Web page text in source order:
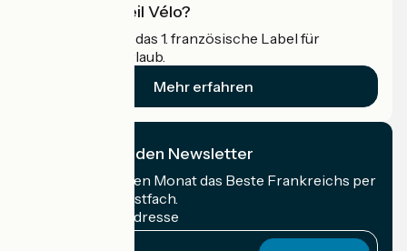
Was ist Accueil Vélo?
Accueil Vélo ist das 1. französische Label für
Radfahrer im Urlaub.
Mehr erfahren
Ich abonniere den Newsletter
Erhalten Sie jeden Monat das Beste Frankreichs per
Rad in Ihrem Postfach.
Meine E-Mail-Adresse